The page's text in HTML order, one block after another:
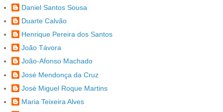
Daniel Santos Sousa
Duarte Calvão
Henrique Pereira dos Santos
João Távora
João-Afonso Machado
José Mendonça da Cruz
José Miguel Roque Martins
Maria Teixeira Alves